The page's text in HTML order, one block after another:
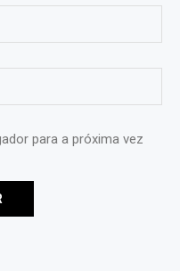
para a próxima vez